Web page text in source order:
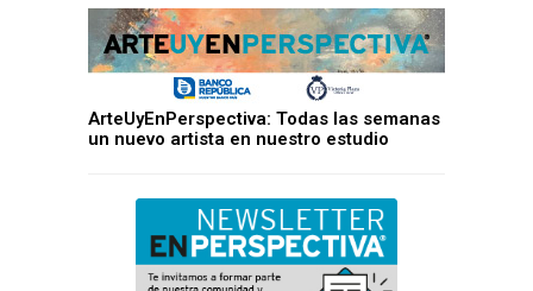
ArteUyEnPerspectiva: Todas las semanas
un nuevo artista en nuestro estudio